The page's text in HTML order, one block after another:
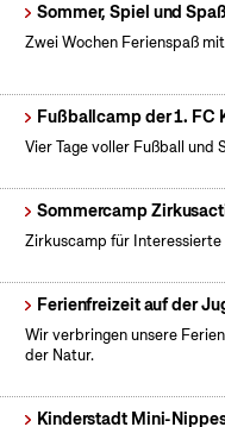
Sommer, Spiel und Spaß
Zwei Wochen Ferienspaß
Fußballcamp der 1. FC
Vier Tage voller Fußball und
Sommercamp
Zirkuscamp für Interessierte
Ferienfreizeit auf der
Wir verbringen unsere
der Natur.
Kinderstadt Mini-